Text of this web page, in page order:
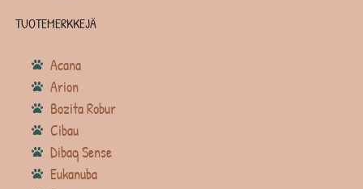
TUOTEMERKKEJÄ
Acana
Arion
Bozita Robur
Cibau
Dibaq Sense
Eukanuba